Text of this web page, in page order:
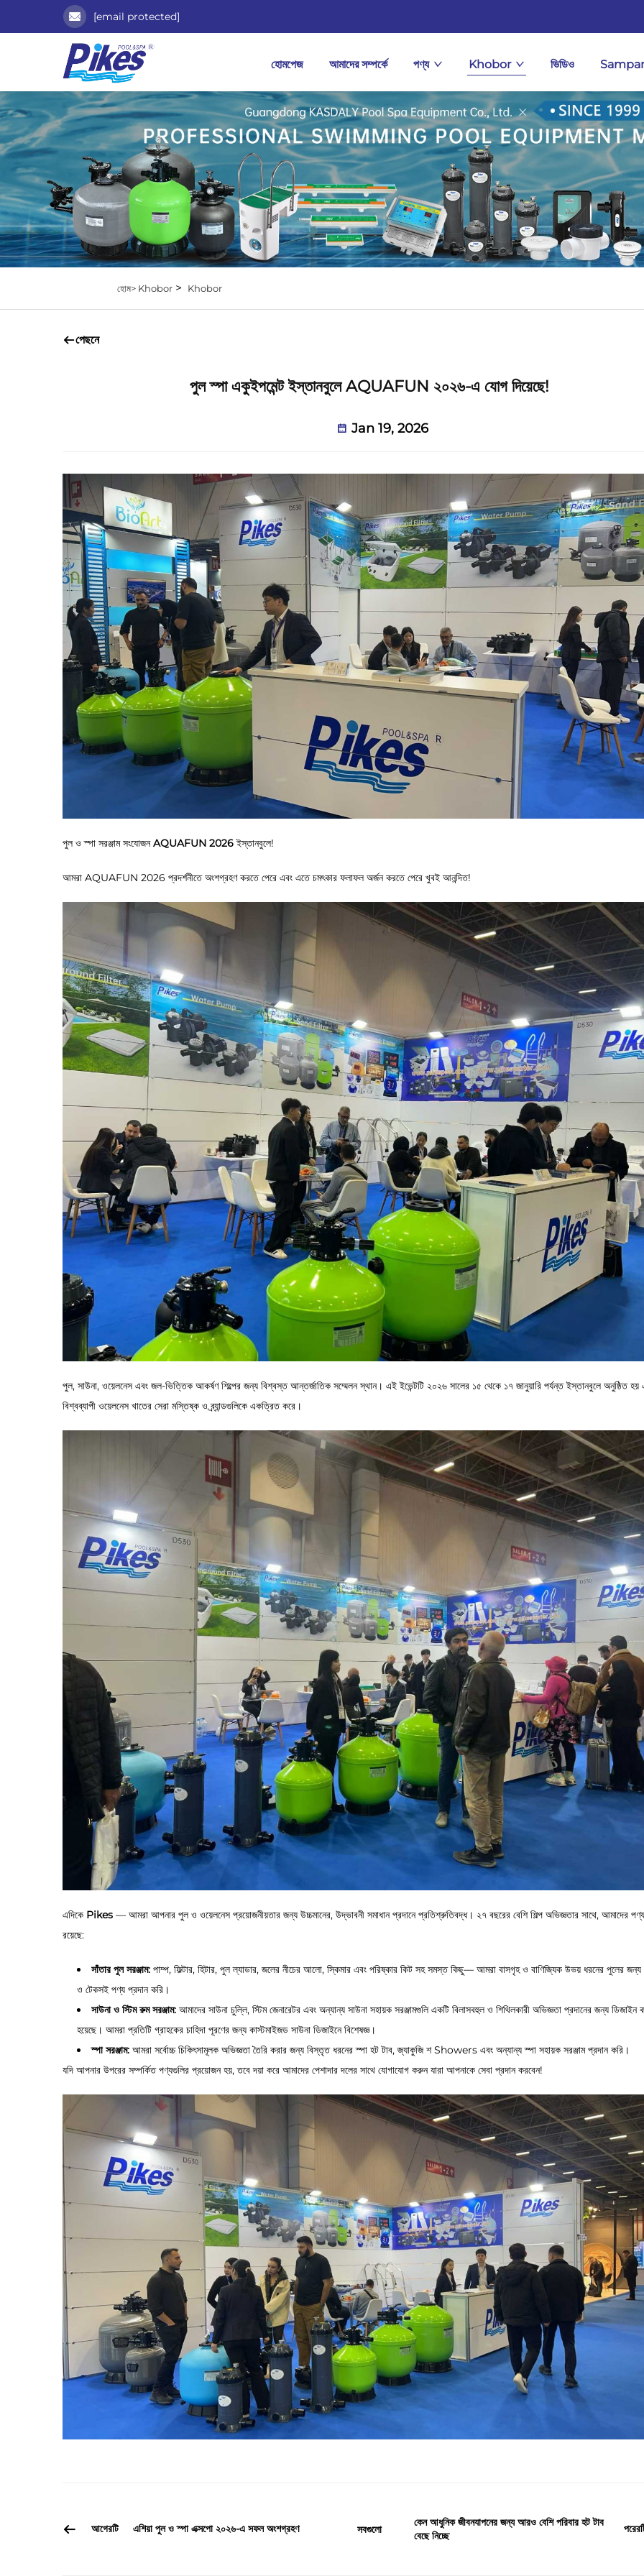
[email protected]
হোমপেজ আমাদের সম্পর্কে পণ্য Khobor ভিডিও
হোম> Khobor> Khobor
পেছনে
পুল স্পা একুইপমেন্ট ইস্তানবুলে AQUAFUN ২০২৬-এ যোগ দিয়েছে!
Jan 19, 2026
পুল ও স্পা সরঞ্জাম সংযোজনAQUAFUN 2026ইস্তানবুলে!
আমরা AQUAFUN 2026 প্রদর্শনীতে অংশগ্রহণ করতে পেরে এবং এতে চমৎকার ফলাফল অর্জন করতে পেরে খুবই আনন্দিত!
পুল, সাউনা, ওয়েলনেস এবং জল-ভিত্তিক আকর্ষণ শিল্পের জন্য বিশ্বস্ত আন্তর্জাতিক সম্মেলন স্থান। এই ইভেন্টটি ২০২৬ সালের ১৫ থেকে ১৭ জানুয়ারি পর্যন্ত ইস্তানবুলে অনুষ্ঠিত হয়
বিশ্বব্যাপী ওয়েলনেস খাতের সেরা মস্তিষ্ক ও ব্র্যান্ডগুলিকে একত্রিত করে।
এদিকে Pikes — আমরা আপনার পুল ও ওয়েলনেস প্রয়োজনীয়তার জন্য উচ্চমানের, উদ্ভাবনী সমাধান প্রদানে প্রতিশ্রুতিবদ্ধ। ২৭ বছরের বেশি শিল্প অভিজ্ঞতার সাথে, আমাদের
রয়েছে:
সাঁতার পুল সরঞ্জাম: পাম্প, ফিল্টার, হিটার, পুল ল্যাডার, জলের নীচের আলো, স্কিমার এবং পরিষ্কার কিট সহ সমস্ত কিছু— আমরা বাসগৃহ ও বাণিজ্যিক উভয় ধরনের পুলের
ও টেকসই পণ্য প্রদান করি।
সাউনা ও স্টিম রুম সরঞ্জাম: আমাদের সাউনা চুল্লি, স্টিম জেনারেটর এবং অন্যান্য সাউনা সহায়ক সরঞ্জামগুলি একটি বিলাসবহুল ও শিথিলকারী অভিজ্ঞতা প্রদানের জন্য ডিজাইন
হয়েছে। আমরা প্রতিটি গ্রাহকের চাহিদা পূরণের জন্য কাস্টমাইজড সাউনা ডিজাইনে বিশেষজ্ঞ।
স্পা সরঞ্জাম: আমরা সর্বোচ্চ চিকিৎসামূলক অভিজ্ঞতা তৈরি করার জন্য বিস্তৃত ধরনের স্পা হট টাব, জ্যাকুজি শ Showers এবং অন্যান্য স্পা সহায়ক সরঞ্জাম প্রদান করি।
যদি আপনার উপরের সম্পর্কিত পণ্যগুলির প্রয়োজন হয়, তবে দয়া করে আমাদের পেশাদার দলের সাথে যোগাযোগ করুন যারা আপনাকে সেবা প্রদান করবেন!
আগেরটি এশিয়া পুল ও স্পা এক্সপো ২০২৬-এ সফল অংশগ্রহণ সবগুলো
কেন আধুনিক জীবনযাপনের জন্য আরও বেশি পরিবার হট টাব
বেছে নিচ্ছে